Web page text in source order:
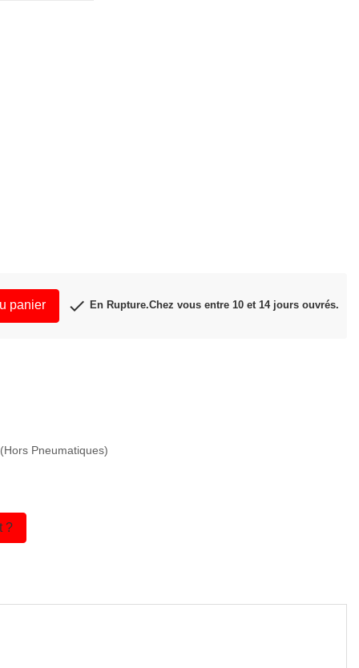
panier  En Rupture.Chez vous entre 10 et 14 jours ouvrés.
Pneumatiques)
?